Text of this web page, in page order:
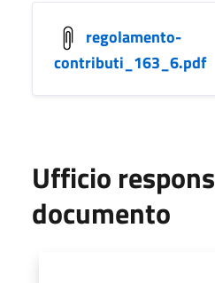
regolamento-
contributi_163_6.pdf
Ufficio
documento